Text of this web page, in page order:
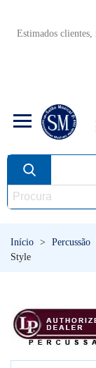
Estimados clientes,
Início > Percussão
Style